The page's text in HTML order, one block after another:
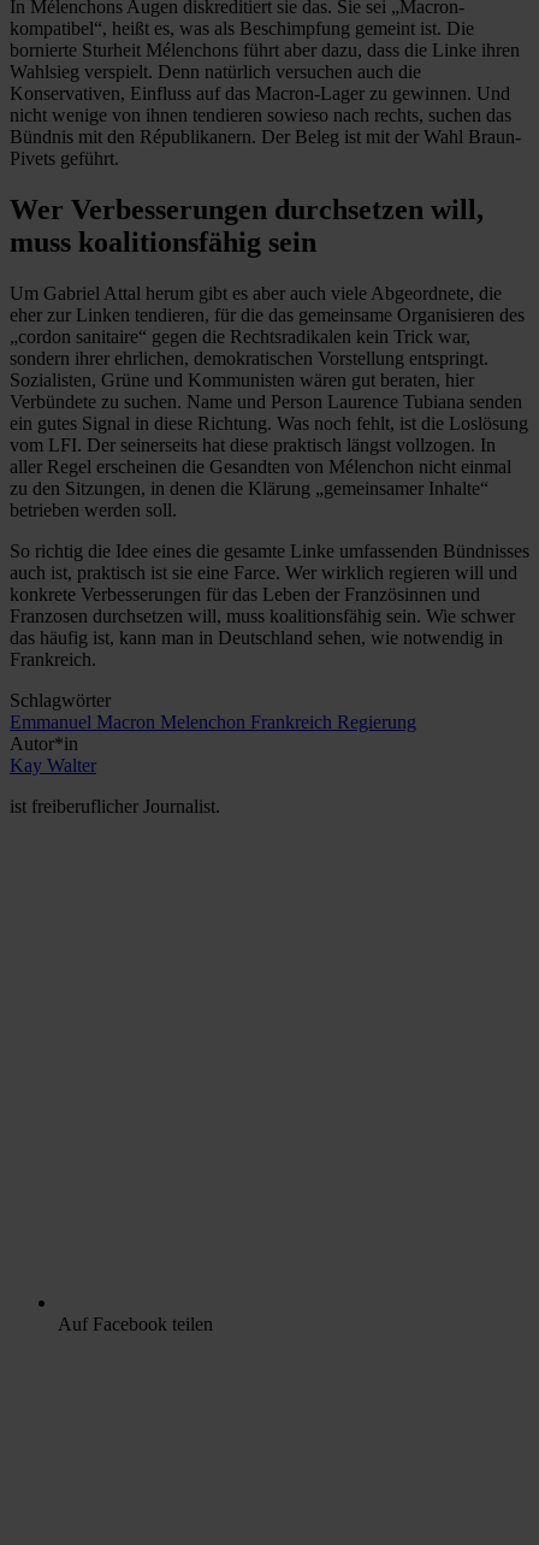
In Mélenchons Augen diskreditiert sie das. Sie sei „Macron-
kompatibel“, heißt es, was als Beschimpfung gemeint ist. Die
bornierte Sturheit Mélenchons führt aber dazu, dass die Linke ihren
Wahlsieg verspielt. Denn natürlich versuchen auch die
Konservativen, Einfluss auf das Macron-Lager zu gewinnen. Und
nicht wenige von ihnen tendieren sowieso nach rechts, suchen das
Bündnis mit den Républikanern. Der Beleg ist mit der Wahl Braun-
Pivets geführt.
Wer Verbesserungen durchsetzen will,
muss koalitionsfähig sein
Um Gabriel Attal herum gibt es aber auch viele Abgeordnete, die
eher zur Linken tendieren, für die das gemeinsame Organisieren des
„cordon sanitaire“ gegen die Rechtsradikalen kein Trick war,
sondern ihrer ehrlichen, demokratischen Vorstellung entspringt.
Sozialisten, Grüne und Kommunisten wären gut beraten, hier
Verbündete zu suchen. Name und Person Laurence Tubiana senden
ein gutes Signal in diese Richtung. Was noch fehlt, ist die Loslösung
vom LFI. Der seinerseits hat diese praktisch längst vollzogen. In
aller Regel erscheinen die Gesandten von Mélenchon nicht einmal
zu den Sitzungen, in denen die Klärung „gemeinsamer Inhalte“
betrieben werden soll.
So richtig die Idee eines die gesamte Linke umfassenden Bündnisses
auch ist, praktisch ist sie eine Farce. Wer wirklich regieren will und
konkrete Verbesserungen für das Leben der Französinnen und
Franzosen durchsetzen will, muss koalitionsfähig sein. Wie schwer
das häufig ist, kann man in Deutschland sehen, wie notwendig in
Frankreich.
Schlagwörter
Emmanuel Macron Melenchon Frankreich Regierung
Autor*in
Kay Walter
ist freiberuflicher Journalist.
Auf Facebook teilen